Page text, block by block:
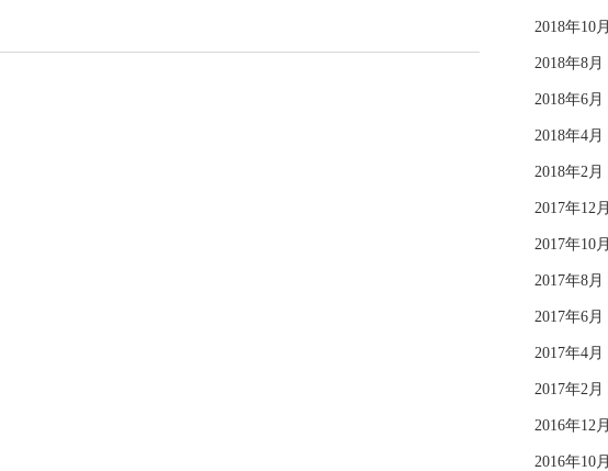
2018年10月
2018年8月
2018年6月
2018年4月
2018年2月
2017年12月
2017年10月
2017年8月
2017年6月
2017年4月
2017年2月
2016年12月
2016年10月